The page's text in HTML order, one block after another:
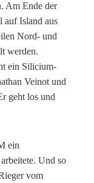
Am Ende der
auf Island aus
Nord- und
werden.
ein Silicium-
Veinot und
geht los und
ein
Und so
vom